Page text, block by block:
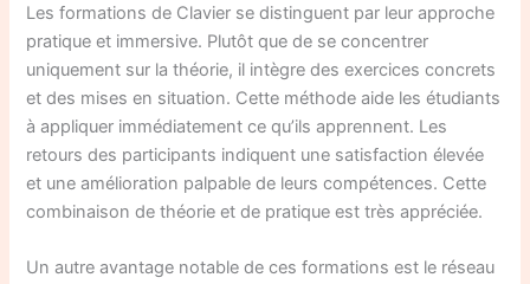
Les formations de Clavier se distinguent par leur approche
pratique et immersive. Plutôt que de se concentrer
uniquement sur la théorie, il intègre des exercices concrets
et des mises en situation. Cette méthode aide les étudiants
à appliquer immédiatement ce qu’ils apprennent. Les
retours des participants indiquent une satisfaction élevée
et une amélioration palpable de leurs compétences. Cette
combinaison de théorie et de pratique est très appréciée.
Un autre avantage notable de ces formations est le réseau